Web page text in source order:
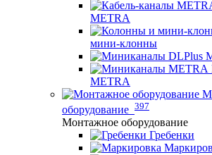
METRA
мини-клонны
METRA
оборудование 397
Монтажное оборудование
Гребенки